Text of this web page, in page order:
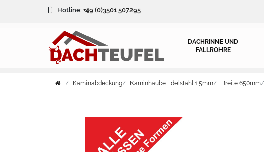
Hotline: +49 (0)3501 507295
DACHRINNE UND
FALLROHRE
Kaminabdeckung Kaminhaube Edelstahl 1,5mm Breite 650mm